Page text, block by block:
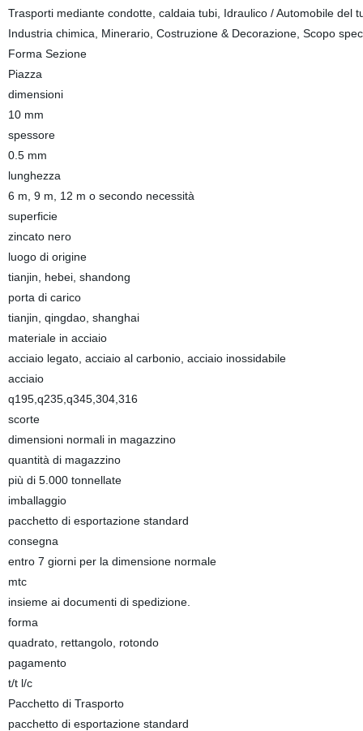
Trasporti mediante condotte, caldaia tubi, Idraulico / Automobile del
Industria chimica, Minerario, Costruzione & Decorazione, Scopo
Forma Sezione
Piazza
dimensioni
10 mm
spessore
0.5 mm
lunghezza
6 m, 9 m, 12 m o secondo necessità
superficie
zincato nero
luogo di origine
tianjin, hebei, shandong
porta di carico
tianjin, qingdao, shanghai
materiale in acciaio
acciaio legato, acciaio al carbonio, acciaio inossidabile
acciaio
q195,q235,q345,304,316
scorte
dimensioni normali in magazzino
quantità di magazzino
più di 5.000 tonnellate
imballaggio
pacchetto di esportazione standard
consegna
entro 7 giorni per la dimensione normale
mtc
insieme ai documenti di spedizione.
forma
quadrato, rettangolo, rotondo
pagamento
t/t l/c
Pacchetto di Trasporto
pacchetto di esportazione standard